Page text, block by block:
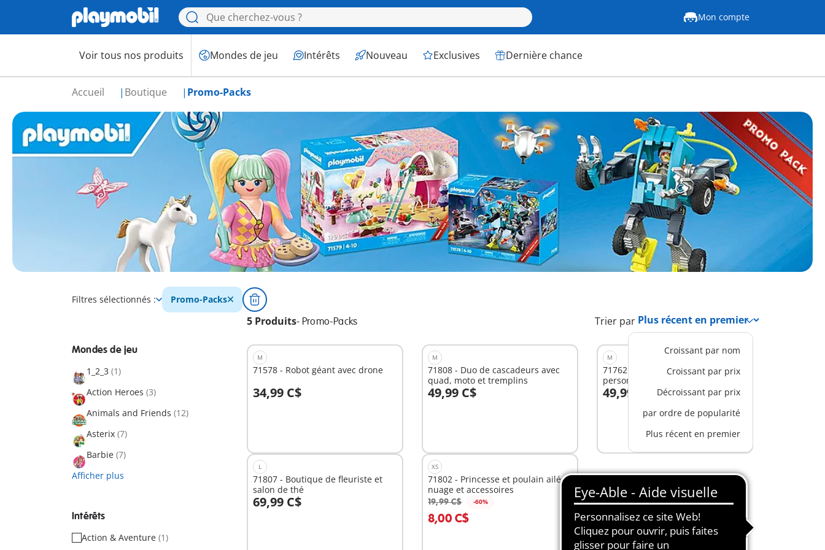
Mon compte
Voir tous nos produits Mondes de jeu Intérêts Nouveau Exclusives Dernière chance
Accueil Boutique Promo-Packs
Filtres sélectionnés : Promo-Packs
5 Produits- Promo-Packs Trier par
Croissant par nom
Croissant par prix
Décroissant par prix
par ordre de popularité
Plus récent en premier
Mondes de jeu
1_2_3 (1)
Action Heroes (3)
Animals and Friends (12)
Asterix (7)
Barbie (7)
Afficher plus
Intérêts
Action & Aventure (1)
M
71578 - Robot géant avec drone
34,99 C$
Au panier
M
71808 - Duo de cascadeurs avec
quad, moto et tremplins
49,99 C$
Au panier
M
71762 - Jardin asiatique avec deux
personnages et pandas
49,99 C$
Au panier
L
71807 - Boutique de fleuriste et
salon de thé
69,99 C$
Au panier
XS
71802 - Princesse et poulain ailé,
nuage et accessoires
19,99 C$ -60%
8,00 C$
Au panier